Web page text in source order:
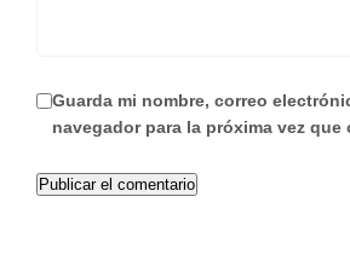
Guarda mi nombre, correo
navegador para la próxima vez que